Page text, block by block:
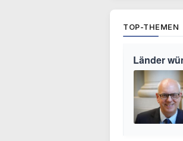
TOP-THEMEN
Länder